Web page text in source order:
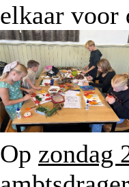
elkaar voor
Op zondag